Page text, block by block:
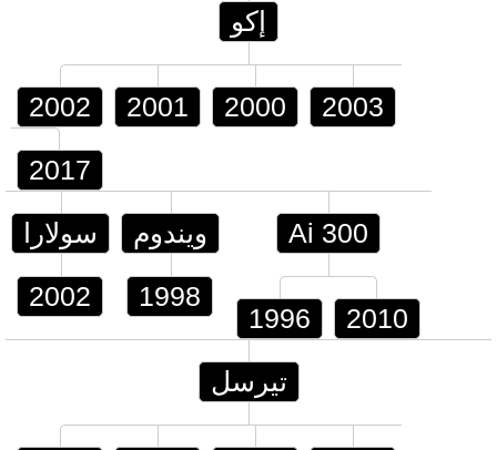
إكو
2002 2001 2000 2003
2017
سولارا
2002
ويندوم
1998
Ai 300
1996 2010
تيرسل